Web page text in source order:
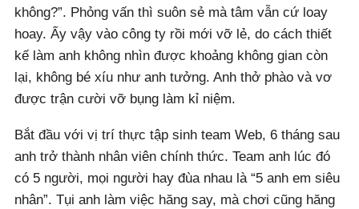
không?”. Phỏng vấn thì suôn sẻ mà tâm vẫn cứ loay
hoay. Ấy vậy vào công ty rồi mới vỡ lẻ, do cách thiết
kế làm anh không nhìn được khoảng không gian còn
lại, không bé xíu như anh tưởng. Anh thở phào và vơ
được trận cười vỡ bụng làm kỉ niệm.
Bắt đầu với vị trí thực tập sinh team Web, 6 tháng sau
anh trở thành nhân viên chính thức. Team anh lúc đó
có 5 người, mọi người hay đùa nhau là “5 anh em siêu
nhân”. Tụi anh làm việc hăng say, mà chơi cũng hăng